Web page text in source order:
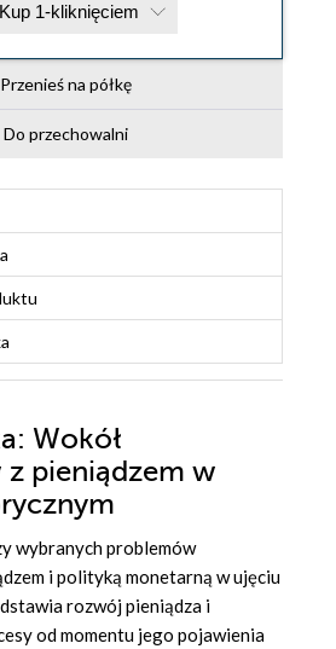
Kup 1-kliknięciem
Przenieś na półkę
Do przechowalni
: Wokół
pieniądzem w
wybranych problemów
i polityką monetarną w ujęciu
rozwój pieniądza i
od momentu jego pojawienia